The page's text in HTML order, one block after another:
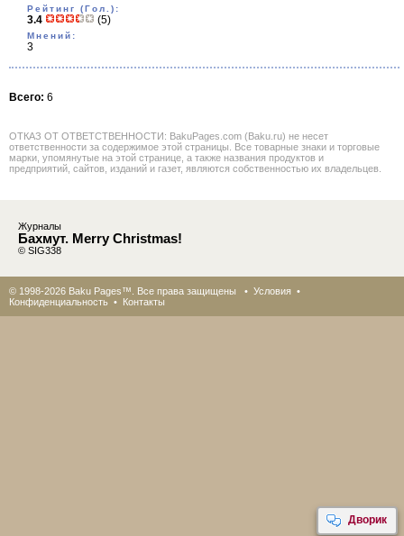
Рейтинг (Гол.):
3.4 (5)
Мнений:
3
Всего: 6
ОТКАЗ ОТ ОТВЕТСТВЕННОСТИ: BakuPages.com (Baku.ru) не несет
ответственности за содержимое этой страницы. Все товарные знаки и торговые
марки, упомянутые на этой странице, а также названия продуктов и
предприятий, сайтов, изданий и газет, являются собственностью их владельцев.
Дворик
Журналы
Бахмут. Merry Christmas!
© SIG338
© 1998-2026 Baku Pages™. Все права защищены • Условия •
Конфиденциальность • Контакты